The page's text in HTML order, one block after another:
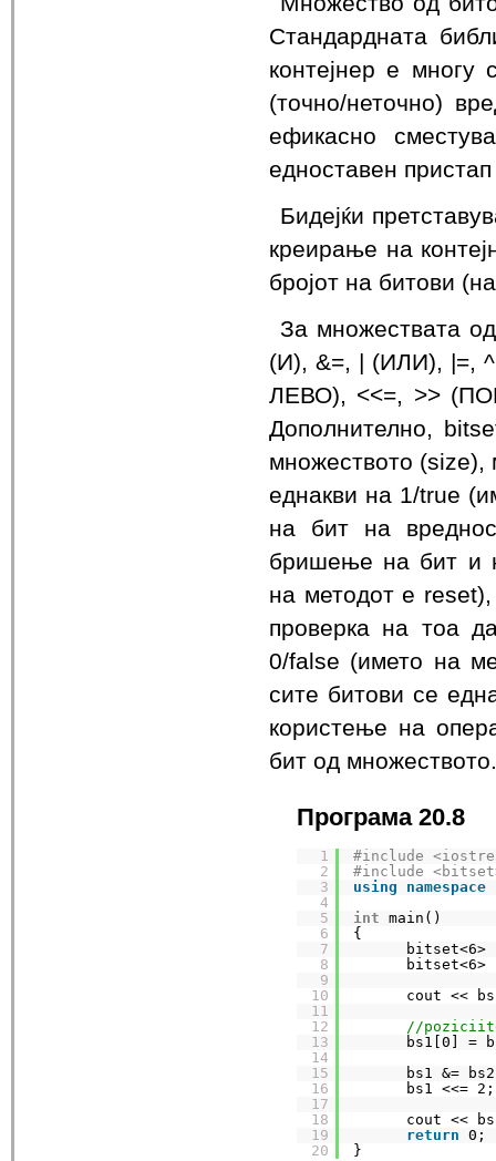
Стандардната
контејнер е многу
(точно/неточно)
ефикасно
едноставен
Бидејќи
креирање на
бројот на битови
За множествата
(И), &=, | (ИЛИ),
ЛЕВО), <<=, >>
Дополнително,
множеството (size),
еднакви на 1/true
на бит на
бришење на бит и
на методот е
проверка на тоа
0/false (името на
сите битови се
користење на
бит од множеството.
Програма 20.8
1
2
3
4
5
6
7
8
9
10
11
12
13
14
15
16
17
18
19
20
#include
#include
using
namespace
int main()
{
cout
//
cout
return 0;
}